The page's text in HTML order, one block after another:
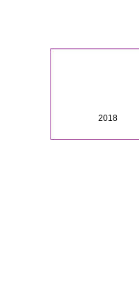
2018